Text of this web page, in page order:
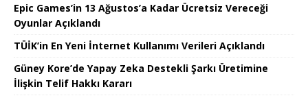
Epic Games’in 13 Ağustos’a Kadar Ücretsiz Vereceği
Oyunlar Açıklandı
TÜİK’in En Yeni İnternet Kullanımı Verileri Açıklandı
Güney Kore’de Yapay Zeka Destekli Şarkı Üretimine
İlişkin Telif Hakkı Kararı